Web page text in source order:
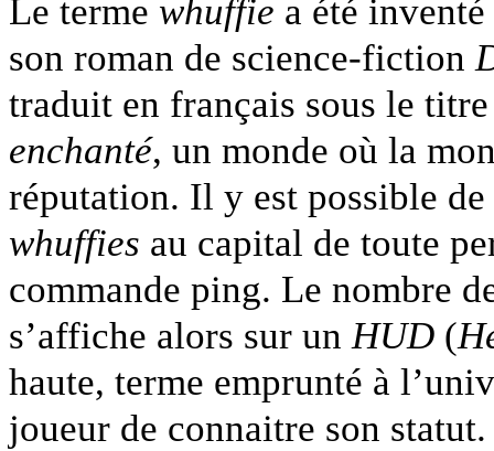
Le terme whuffie a été
son roman de science-fiction
traduit en français sous le
enchanté, un monde où la
réputation. Il y est possible
whuffies au capital de toute
commande ping. Le nombre
s’affiche alors sur un HUD (
haute, terme emprunté à
joueur de connaitre son statut.